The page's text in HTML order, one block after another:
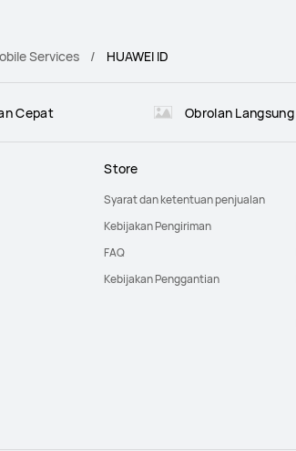
Services HUAWEI ID
Cepat Obrolan Langsung
Store
Syarat dan ketentuan penjualan
Kebijakan Pengiriman
FAQ
Kebijakan Penggantian